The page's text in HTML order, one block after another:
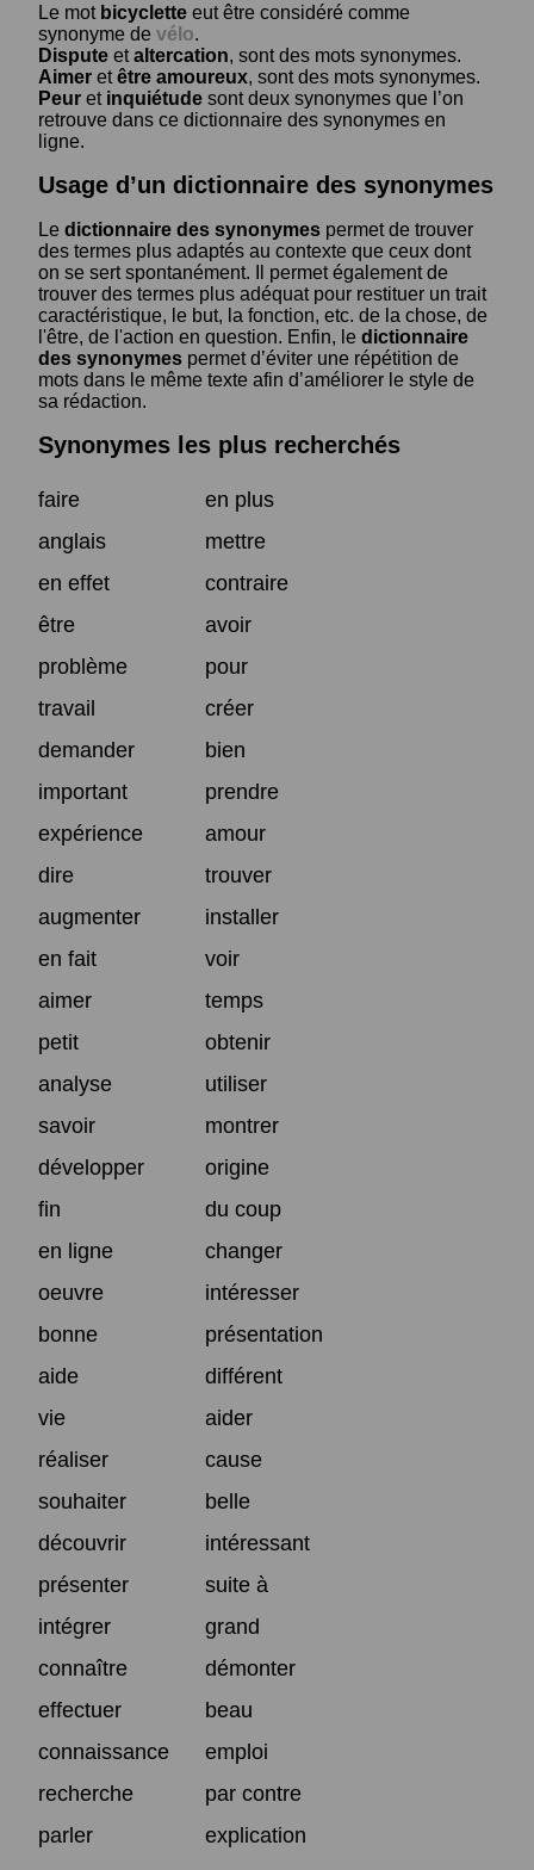
Le mot bicyclette eut être considéré comme
synonyme de vélo.
Dispute etaltercation, sont des mots synonymes.
Aimer etêtre amoureux, sont des mots synonymes.
Peur et inquiétude sont deux synonymes que l’on
retrouve dans ce dictionnaire des synonymes en
ligne.
Usage d’un dictionnaire des synonymes
Le dictionnaire des synonymes permet de trouver
des termes plus adaptés au contexte que ceux dont
on se sert spontanément. Il permet également de
trouver des termes plus adéquat pour restituer un trait
caractéristique, le but, la fonction, etc. de la chose, de
l'être, de l'action en question. Enfin, le dictionnaire
des synonymes permet d’éviter une répétition de
mots dans le même texte afin d’améliorer le style de
sa rédaction.
Synonymes les plus recherchés
faire
en plus
anglais
mettre
en effet
contraire
être
avoir
problème
pour
travail
créer
demander
bien
important
prendre
expérience
amour
dire
trouver
augmenter
installer
en fait
voir
aimer
temps
petit
obtenir
analyse
utiliser
savoir
montrer
développer
origine
fin
du coup
en ligne
changer
oeuvre
intéresser
bonne
présentation
aide
différent
vie
aider
réaliser
cause
souhaiter
belle
découvrir
intéressant
présenter
suite à
intégrer
grand
connaître
démonter
effectuer
beau
connaissance
emploi
recherche
par contre
parler
explication